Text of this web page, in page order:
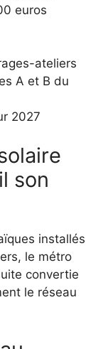
euros
ateliers
A et B du
2027
son
installés
le métro
convertie
le réseau